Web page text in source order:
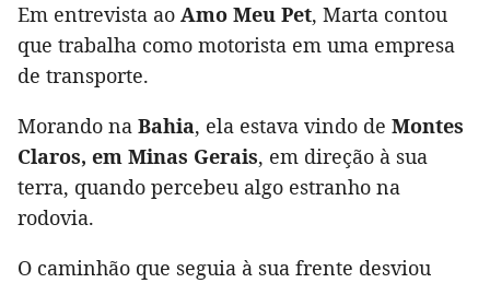
Em entrevista ao Amo Meu Pet, Marta contou
que trabalha como motorista em uma empresa
de transporte.
Morando na Bahia, ela estava vindo de Montes
Claros, em Minas Gerais, em direção à sua
terra, quando percebeu algo estranho na
rodovia.
O caminhão que seguia à sua frente desviou